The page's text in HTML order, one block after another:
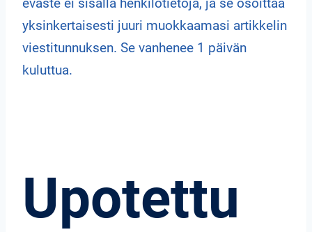
yksinkertaisesti juuri muokkaamasi artikkelin
viestitunnuksen. Se vanhenee 1 päivän
kuluttua.
Upotettu